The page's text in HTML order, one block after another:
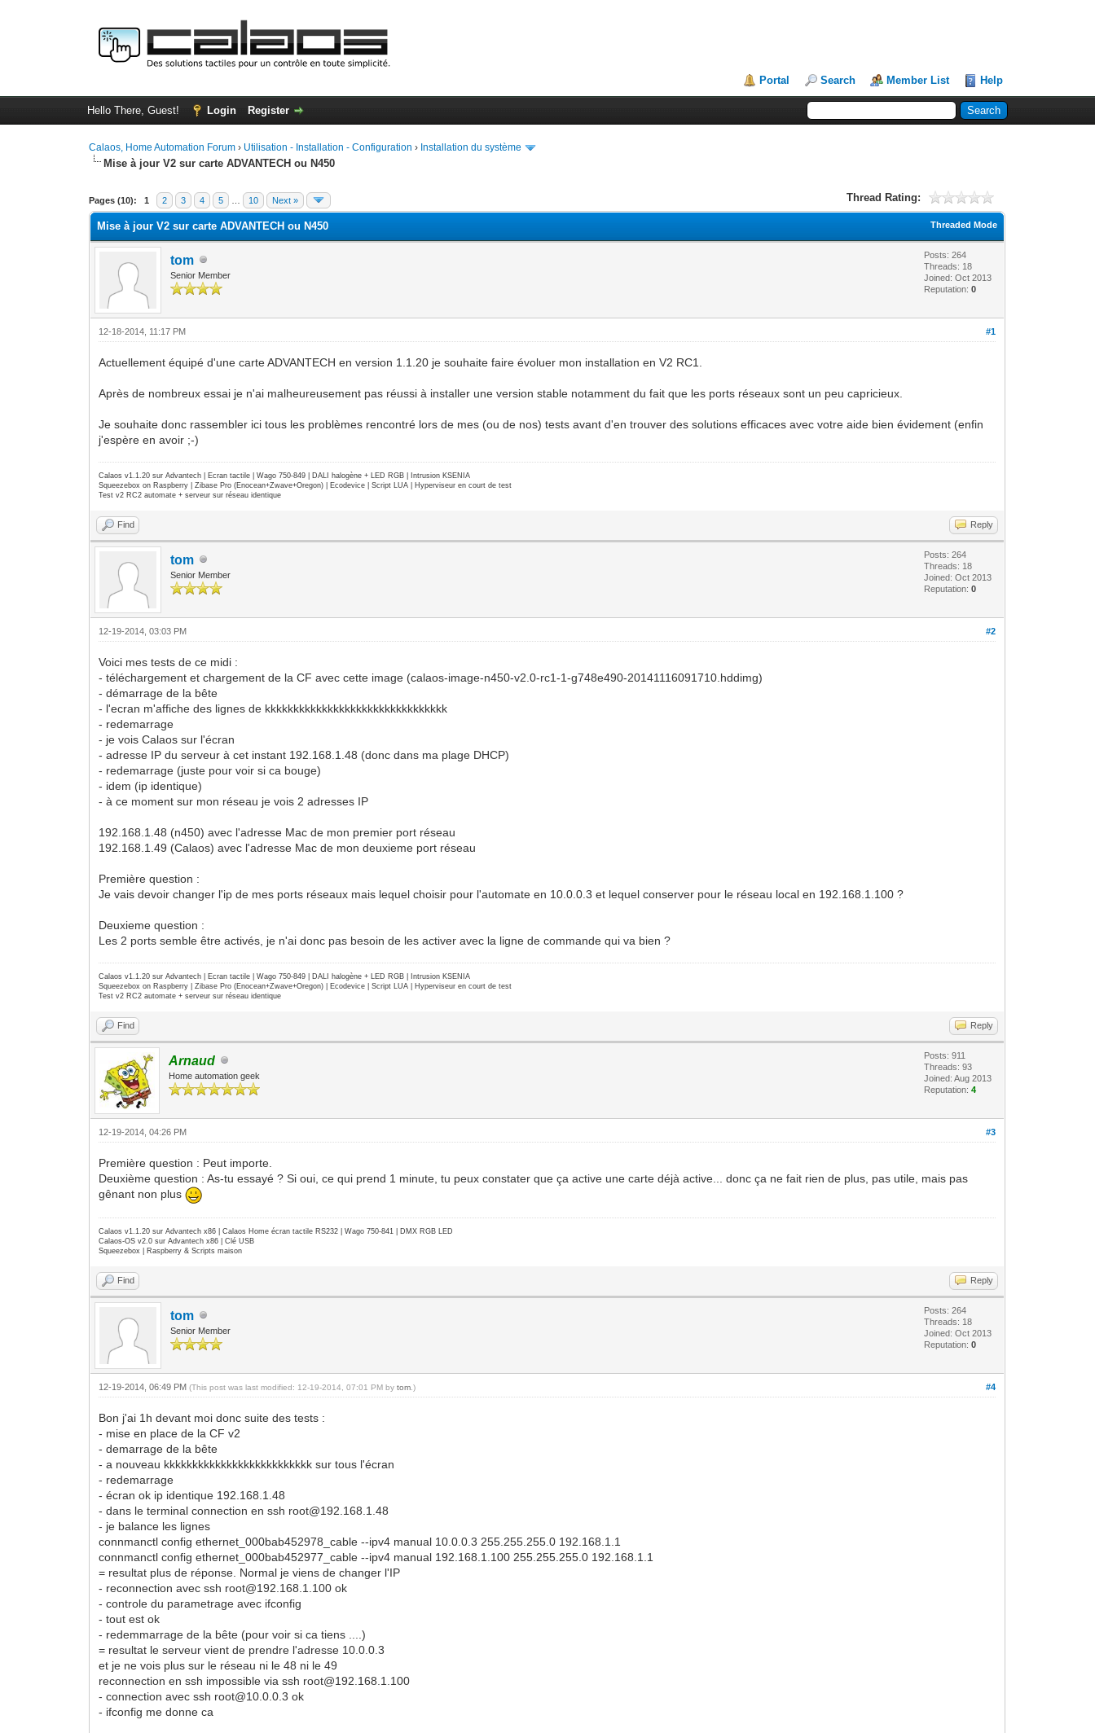
Portal Search Member List Help
Hello There, Guest! Login Register
Calaos, Home Automation Forum › Utilisation - Installation - Configuration › Installation du système
Mise à jour V2 sur carte ADVANTECH ou N450
Pages (10): 1 2 3 4 5 10 Next » Thread Rating:
0 Vote(s) - 0 Average
1
2
3
4
5
Threaded Mode
Mise à jour V2 sur carte ADVANTECH ou N450
tom
Senior Member
Posts: 264
Threads: 18
Joined: Oct 2013
Reputation:0
#1
12-18-2014, 11:17 PM
Actuellement équipé d'une carte ADVANTECH en version 1.1.20 je souhaite faire évoluer mon installation en V2 RC1.
Après de nombreux essai je n'ai malheureusement pas réussi à installer une version stable notamment du fait que les ports réseaux sont un peu capricieux.
Je souhaite donc rassembler ici tous les problèmes rencontré lors de mes (ou de nos) tests avant d'en trouver des solutions efficaces avec votre aide bien évidement (enfin
j'espère en avoir ;-)
Calaos v1.1.20 sur Advantech | Ecran tactile | Wago 750-849 | DALI halogène + LED RGB | Intrusion KSENIA
Squeezebox on Raspberry | Zibase Pro (Enocean+Zwave+Oregon) | Ecodevice | Script LUA | Hyperviseur en court de test
Test v2 RC2 automate + serveur sur réseau identique
Find Reply
tom
Senior Member
Posts: 264
Threads: 18
Joined: Oct 2013
Reputation:0
#2
12-19-2014, 03:03 PM
Voici mes tests de ce midi :
- téléchargement et chargement de la CF avec cette image (calaos-image-n450-v2.0-rc1-1-g748e490-20141116091710.hddimg)
- démarrage de la bête
- l'ecran m'affiche des lignes de kkkkkkkkkkkkkkkkkkkkkkkkkkkkkkkk
- redemarrage
- je vois Calaos sur l'écran
- adresse IP du serveur à cet instant 192.168.1.48 (donc dans ma plage DHCP)
- redemarrage (juste pour voir si ca bouge)
- idem (ip identique)
- à ce moment sur mon réseau je vois 2 adresses IP
192.168.1.48 (n450) avec l'adresse Mac de mon premier port réseau
192.168.1.49 (Calaos) avec l'adresse Mac de mon deuxieme port réseau
Première question :
Je vais devoir changer l'ip de mes ports réseaux mais lequel choisir pour l'automate en 10.0.0.3 et lequel conserver pour le réseau local en 192.168.1.100 ?
Deuxieme question :
Les 2 ports semble être activés, je n'ai donc pas besoin de les activer avec la ligne de commande qui va bien ?
Calaos v1.1.20 sur Advantech | Ecran tactile | Wago 750-849 | DALI halogène + LED RGB | Intrusion KSENIA
Squeezebox on Raspberry | Zibase Pro (Enocean+Zwave+Oregon) | Ecodevice | Script LUA | Hyperviseur en court de test
Test v2 RC2 automate + serveur sur réseau identique
Find Reply
Arnaud
Home automation geek
Posts: 911
Threads: 93
Joined: Aug 2013
Reputation:4
#3
12-19-2014, 04:26 PM
Première question : Peut importe.
Deuxième question : As-tu essayé ? Si oui, ce qui prend 1 minute, tu peux constater que ça active une carte déjà active... donc ça ne fait rien de plus, pas utile, mais pas
gênant non plus
Calaos v1.1.20 sur Advantech x86 | Calaos Home écran tactile RS232 | Wago 750-841 | DMX RGB LED
Calaos-OS v2.0 sur Advantech x86 | Clé USB
Squeezebox | Raspberry & Scripts maison
Find Reply
tom
Senior Member
Posts: 264
Threads: 18
Joined: Oct 2013
Reputation:0
#4
12-19-2014, 06:49 PM(This post was last modified: 12-19-2014, 07:01 PM bytom .)
Bon j'ai 1h devant moi donc suite des tests :
- mise en place de la CF v2
- demarrage de la bête
- a nouveau kkkkkkkkkkkkkkkkkkkkkkkkkk sur tous l'écran
- redemarrage
- écran ok ip identique 192.168.1.48
- dans le terminal connection en ssh root@192.168.1.48
- je balance les lignes
connmanctl config ethernet_000bab452978_cable --ipv4 manual 10.0.0.3 255.255.255.0 192.168.1.1
connmanctl config ethernet_000bab452977_cable --ipv4 manual 192.168.1.100 255.255.255.0 192.168.1.1
= resultat plus de réponse. Normal je viens de changer l'IP
- reconnection avec ssh root@192.168.1.100 ok
- controle du parametrage avec ifconfig
- tout est ok
- redemmarrage de la bête (pour voir si ca tiens ....)
= resultat le serveur vient de prendre l'adresse 10.0.0.3
et je ne vois plus sur le réseau ni le 48 ni le 49
reconnection en ssh impossible via ssh root@192.168.1.100
- connection avec ssh root@10.0.0.3 ok
- ifconfig me donne ca